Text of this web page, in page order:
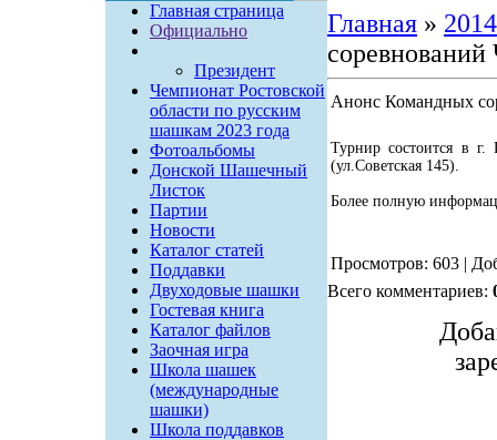
Главная страница
Официально
Президент
Чемпионат Ростовской
области по русским
шашкам 2023 года
Фотоальбомы
Донской Шашечный
Листок
Партии
Новости
Каталог статей
Поддавки
Двуходовые шашки
Гостевая книга
Каталог файлов
Заочная игра
Школа шашек
(международные
шашки)
Школа поддавков
Главная» 2014
Анонс Командных
Турнир состоится в
(ул.Советская 145).
Более полную
Просмотров: 603 |
Всего комментариев: